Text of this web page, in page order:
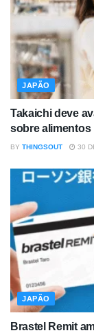
JAPÃO
Takaichi deve
sobre alimentos
BY THINGSOUT 30
JAPÃO
Brastel Remit